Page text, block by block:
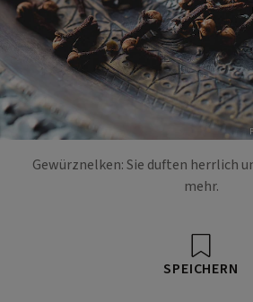
Gewürznelken: Sie duften herrlich
mehr.
SPEICHERN